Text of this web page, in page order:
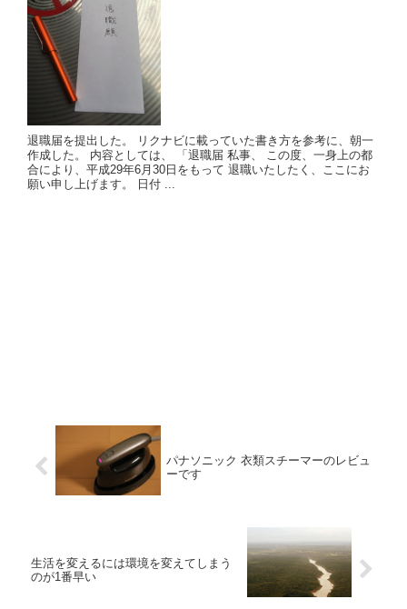
退職届を提出した。 リクナビに載っていた書き方を参考に、朝一
作成した。 内容としては、 「退職届 私事、 この度、一身上の都
合により、平成29年6月30日をもって 退職いたしたく、ここにお
願い申し上げます。 日付 ...
パナソニック 衣類スチーマーのレビュ
ーです
生活を変えるには環境を変えてしまう
のが1番早い